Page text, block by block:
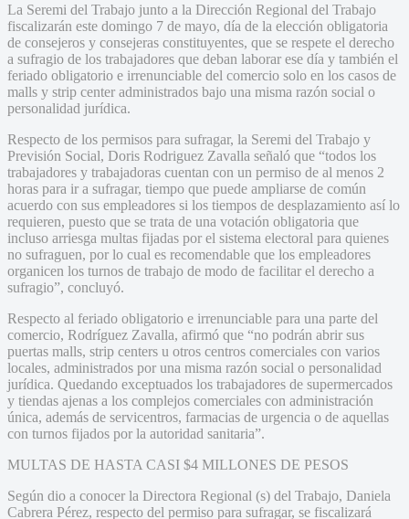
La Seremi del Trabajo junto a la Dirección Regional del Trabajo
fiscalizarán este domingo 7 de mayo, día de la elección obligatoria
de consejeros y consejeras constituyentes, que se respete el derecho
a sufragio de los trabajadores que deban laborar ese día y también el
feriado obligatorio e irrenunciable del comercio solo en los casos de
malls y strip center administrados bajo una misma razón social o
personalidad jurídica.
Respecto de los permisos para sufragar, la Seremi del Trabajo y
Previsión Social, Doris Rodriguez Zavalla señaló que “todos los
trabajadores y trabajadoras cuentan con un permiso de al menos 2
horas para ir a sufragar, tiempo que puede ampliarse de común
acuerdo con sus empleadores si los tiempos de desplazamiento así lo
requieren, puesto que se trata de una votación obligatoria que
incluso arriesga multas fijadas por el sistema electoral para quienes
no sufraguen, por lo cual es recomendable que los empleadores
organicen los turnos de trabajo de modo de facilitar el derecho a
sufragio”, concluyó.
Respecto al feriado obligatorio e irrenunciable para una parte del
comercio, Rodríguez Zavalla, afirmó que “no podrán abrir sus
puertas malls, strip centers u otros centros comerciales con varios
locales, administrados por una misma razón social o personalidad
jurídica. Quedando exceptuados los trabajadores de supermercados
y tiendas ajenas a los complejos comerciales con administración
única, además de servicentros, farmacias de urgencia o de aquellas
con turnos fijados por la autoridad sanitaria”.
MULTAS DE HASTA CASI $4 MILLONES DE PESOS
Según dio a conocer la Directora Regional (s) del Trabajo, Daniela
Cabrera Pérez, respecto del permiso para sufragar, se fiscalizará